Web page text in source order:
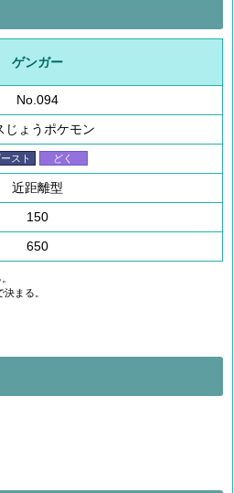
ゲンガー
No.094
じょうポケモン
スト どく
近距離型
150
650
まる。